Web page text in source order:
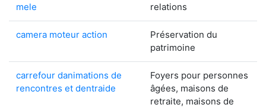
mele
relations
camera moteur action
Préservation du
patrimoine
carrefour danimations de
rencontres et dentraide
Foyers pour personnes
âgées, maisons de
retraite, maisons de